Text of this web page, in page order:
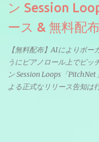
ン Session
ース & 無料配
【無料配布】AIによりボ
うにピアノロール上でピッ
ン Session Loops「
よる正式なリリース告知は